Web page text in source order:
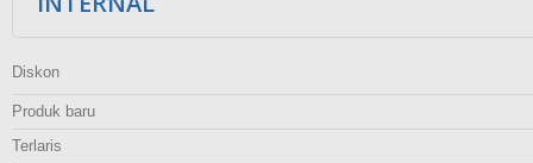
Diskon
Produk baru
Terlaris